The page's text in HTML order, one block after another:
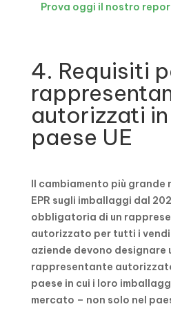
Prova oggi il nostro
4. Requisiti
autorizzati in
paese UE
Il cambiamento più grande
EPR sugli imballaggi dal
obbligatoria di un
autorizzato per tutti i
aziende devono designare
rappresentante
paese in cui i loro
mercato – non solo nel